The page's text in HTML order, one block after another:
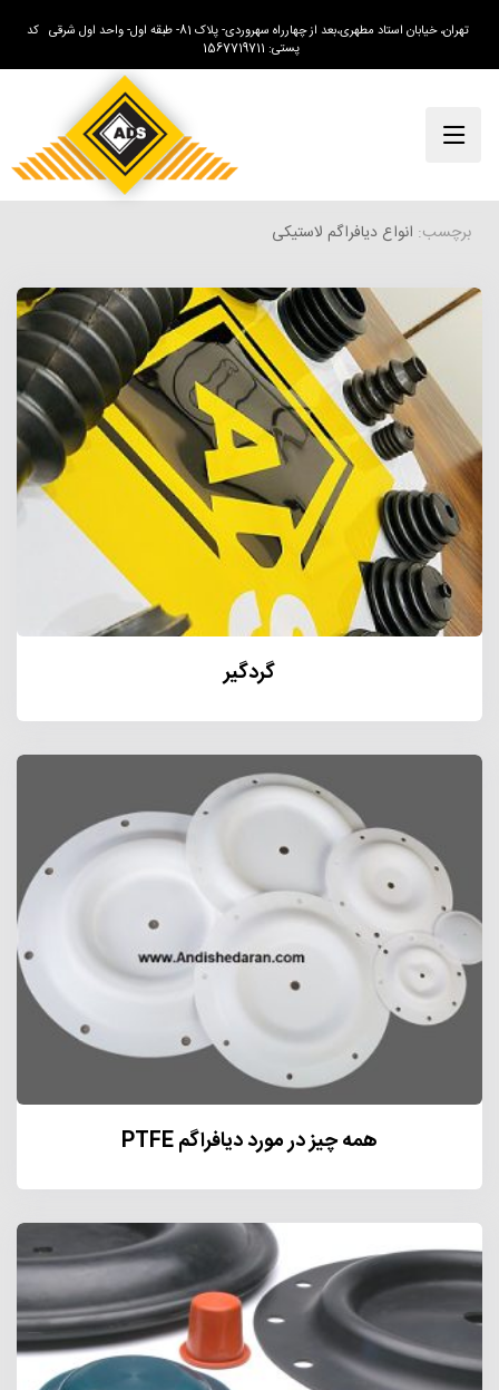
تهران، خیابان استاد مطهری،بعد از چهارراه سهروردی- پلاک 81- طبقه اول- واحد اول شرقی کد
پستی: 1567719711
برچسب: انواع دیافراگم لاستیکی
گردگیر
همه چیز در مورد دیافراگم PTFE